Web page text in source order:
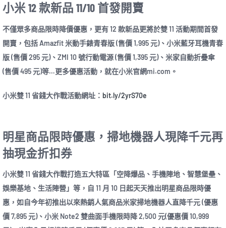
小米 12 款新品 11/10 首發開賣
不僅眾多商品限時降價優惠，更有 12 款新品更將於雙 11 活動期間首發
開賣，包括 Amazfit 米動手錶青春版 (售價 1,995 元)、小米藍牙耳機青春
版 (售價 295 元)、ZMI 10 號行動電源 (售價 1,395 元)、米家自動折疊傘
(售價 495 元)等…更多優惠活動，就在小米官網mi.com。
小米雙 11 省錢大作戰活動網址： bit.ly/2yrS70e
明星商品限時優惠，掃地機器人現降千元再
抽現金折扣券
小米雙 11 省錢大作戰打造五大特區「空降爆品、手機陣地、智慧堡壘、
娛樂基地、生活陣營」等，自 11 月 10 日起天天推出明星商品限時優
惠，如自今年初推出以來熱銷人氣商品米家掃地機器人直降千元 (優惠
價 7,895 元)、小米 Note2 雙曲面手機限時降 2,500 元(優惠價 10,999